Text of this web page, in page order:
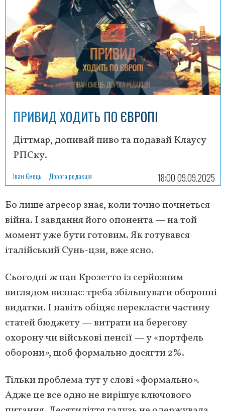
ПРИВИД ХОДИТЬ ПО ЄВРОПІ
Діттмар, допивай пиво та подавай Клаусу
РПСку.
Іван Ємець Дорога редакція 18:00 09.09.2025
Бо лише агресор знає, коли точно почнеться
війна. І завдання його опонента — на той
момент уже бути готовим. Як готувався
італійський Сунь-цзи, вже ясно.
Сьогодні ж пан Крозетто із серйозним
виглядом визнає: треба збільшувати оборонні
видатки. І навіть обіцяє перекласти частину
статей бюджету — витрати на берегову
охорону чи військові пенсії — у «портфель
оборони», щоб формально досягти 2%.
Тільки проблема тут у слові «формально».
Адже це все одно не вирішує ключового